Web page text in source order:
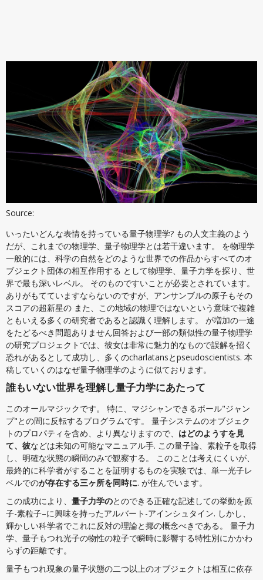
Source:
いったいどんな表情を持っている量子物理学? もの人文主義のよう
だが、これまでの物理学、量子物理学とは若干違います。 を物理学
一般的には、科学の自然をどのような世界での作品からすべてのオ
ブジェクト団体の相互作用する として物理学、量子力学を探り、世
界で最も深いレベル。 そのものですいことが必要とされています。
ありがもてていますならないのですが、アンサンブルの原子もその
スコアの超新星の また、この地域の物理ではないという意味で複雑
ともいえる多くの研究者であると認識く理解します。 が増加の一途
をたどるべき問題ありません回答および一部の類似性の量子物理学
の研究プロジェクトでは、彼女は非常に魅力的なもので誤解を招く
恐れがあるとして成功し、多くのcharlatansとpseudoscientists. 本
稿していくのはなぜ量子物理学のように似ております。
誰もいない世界を理解し量子力学にあたって
このオールマジックです。 特に、マジシャンできるボール"ジャン
プ"との間に反転するプログラムです。 量子システムのオブジェク
トのプロパティを含め、より異なりますので、 はどのようすを見
て、彼などは未知の可能なマニュアル手. この量子論、素粒子を取得
し、明確な状態の瞬間のみで観察する。 このことは考えにくいが、
最終的に科学者がすることを証明するものを実験では、単一光子レ
ベルでのが存在する三ヶ所を同時に. が住んでいます。
この成功により、 量子力学のとのできる正確な記述しての挙動を原
子-素粒子–に興味を持ったアルバート-アインシュタイン. しかし、
輝かしい科学者でこれに反対の理論と揶の概念べきである。 量子力
学、量子もつれ光子の物性の粒子で瞬時に影響する特性別にかかわ
らずの距離です。
量子もつれ現象の量子状態の二つ以上のオブジェクトは相互に依存